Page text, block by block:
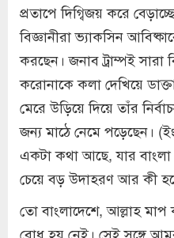
প্রতাপে দিগ্বিজয় করে
বিজ্ঞানীরা ভ্যাকসিন
করছেন। জনাব ট্রাম্পই সারা
করোনাকে কলা দেখিয়ে
মেরে উড়িয়ে দিয়ে তাঁর
জন্য মাঠে নেমে পড়েছেন।
একটা কথা আছে, যার
চেয়ে বড় উদাহরণ আর কী
তো বাংলাদেশে, আল্লাহ
বোধ হয় নেই। সেই সঙ্গে